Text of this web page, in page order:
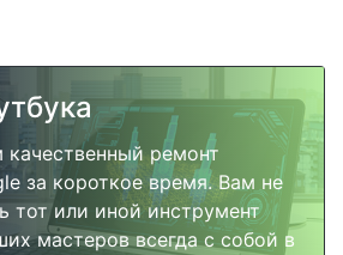
ремонт
за короткое время. Вам не
тот или иной инструмент
мастеров всегда с собой в